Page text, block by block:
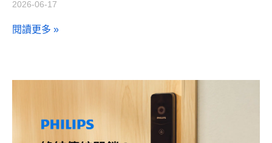
2026-06-17
閱讀更多 »